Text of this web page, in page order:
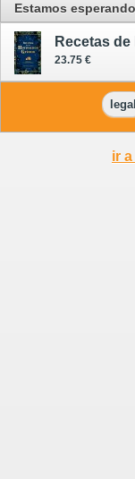
Estamos
Recetas
23.75 €
legal
ir